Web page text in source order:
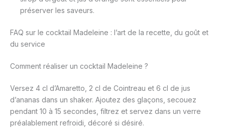
préserver les saveurs.
FAQ sur le cocktail Madeleine : l’art de la recette, du goût et
du service
Comment réaliser un cocktail Madeleine ?
Versez 4 cl d’Amaretto, 2 cl de Cointreau et 6 cl de jus
d’ananas dans un shaker. Ajoutez des glaçons, secouez
pendant 10 à 15 secondes, filtrez et servez dans un verre
préalablement refroidi, décoré si désiré.